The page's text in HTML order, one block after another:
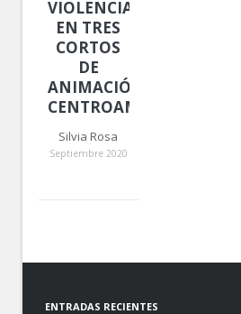
VIOLENCIA
EN TRES
CORTOS
DE
ANIMACIÓN
CENTROAMERICANOS
Silvia Rosa
Septiembre 2020
ENTRADAS RECIENTES